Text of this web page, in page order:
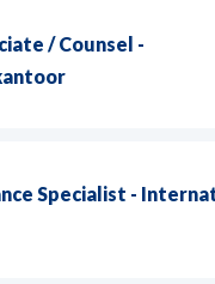
/ Counsel -
Specialist -